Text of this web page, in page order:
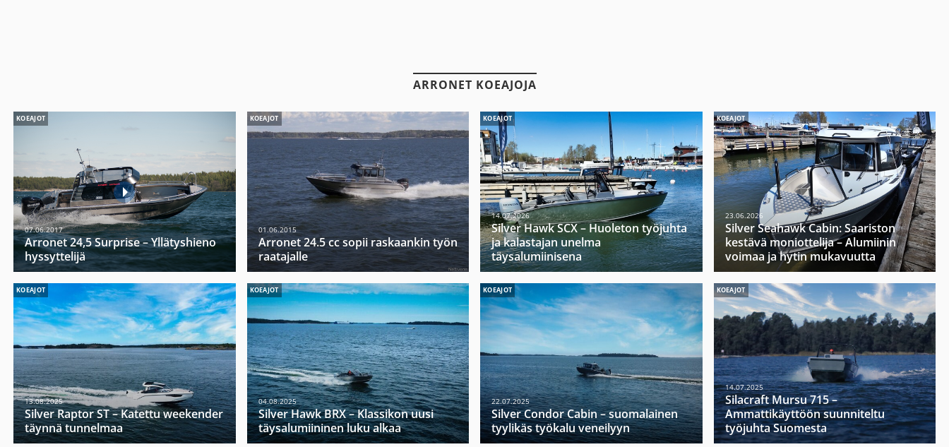
ARRONET KOEAJOJA
KOEAJOT
07.06.2017
Arronet 24,5 Surprise – Yllätyshieno
hyssyttelijä
KOEAJOT
01.06.2015
Arronet 24.5 cc sopii raskaankin työn
raatajalle
KOEAJOT
14.07.2026
Silver Hawk SCX – Huoleton työjuhta
ja kalastajan unelma
täysalumiinisena
KOEAJOT
23.06.2026
Silver Seahawk Cabin: Saariston
kestävä moniottelija – Alumiinin
voimaa ja hytin mukavuutta
KOEAJOT
13.08.2025
Silver Raptor ST – Katettu weekender
täynnä tunnelmaa
KOEAJOT
04.08.2025
Silver Hawk BRX – Klassikon uusi
täysalumiininen luku alkaa
KOEAJOT
22.07.2025
Silver Condor Cabin – suomalainen
tyylikäs työkalu veneilyyn
KOEAJOT
14.07.2025
Silacraft Mursu 715 –
Ammattikäyttöön suunniteltu
työjuhta Suomesta